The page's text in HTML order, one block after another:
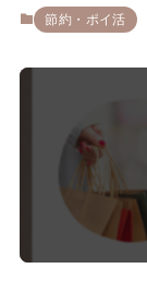
節約・ポイ活